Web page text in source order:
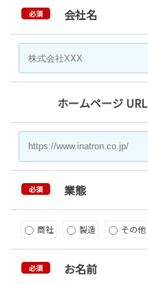
必須 会社名
ホームページ URL
必須 業態
商社 製造 その他
必須 お名前